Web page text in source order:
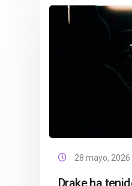
28 mayo, 2026
Drake ha